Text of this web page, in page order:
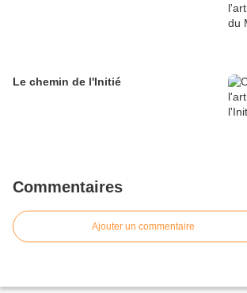
Le chemin de l'Initié
Commentaires
Ajouter un commentaire